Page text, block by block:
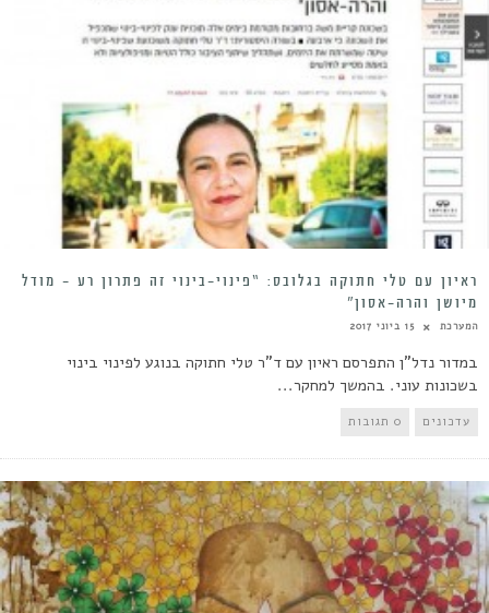
ראיון עם טלי חתוקה בגלובס: “פינוי-בינוי זה פתרון רע – מודל
מיושן והרה-אסון”
המערכת 15 ביוני 2017
במדור נדל"ן התפרסם ראיון עם ד"ר טלי חתוקה בנוגע לפינוי בינוי
בשכונות עוני. בהמשך למחקר...
עדכונים 0 תגובות